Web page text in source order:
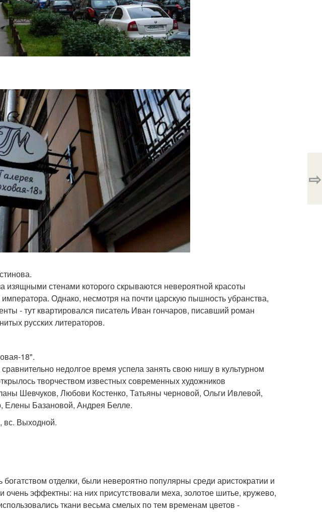
изящными стенами которого скрываются невероятной красоты
Однако, несмотря на почти царскую пышность убранства,
- тут квартировался писатель Иван гончаров, писавший роман
русских литераторов.
18".
недолгое время успела занять свою нишу в культурном
творчеством известных современных художников
Шевчуков, Любови Костенко, Татьяны черновой, Ольги Ивлевой,
Елены Базановой, Андрея Белле.
вс. Выходной.
отделки, были невероятно популярны среди аристократии и
очень эффектны: на них присутствовали меха, золотое шитье, кружево,
ткани весьма смелых по тем временам цветов -
⇨